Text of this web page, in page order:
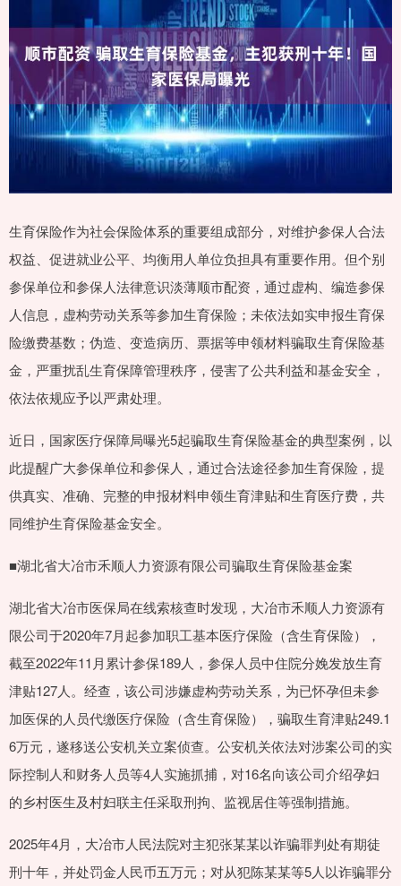
生育保险作为社会保险体系的重要组成部分，对维护参保人合法
权益、促进就业公平、均衡用人单位负担具有重要作用。但个别
参保单位和参保人法律意识淡薄顺市配资，通过虚构、编造参保
人信息，虚构劳动关系等参加生育保险；未依法如实申报生育保
险缴费基数；伪造、变造病历、票据等申领材料骗取生育保险基
金，严重扰乱生育保障管理秩序，侵害了公共利益和基金安全，
依法依规应予以严肃处理。
近日，国家医疗保障局曝光5起骗取生育保险基金的典型案例，以
此提醒广大参保单位和参保人，通过合法途径参加生育保险，提
供真实、准确、完整的申报材料申领生育津贴和生育医疗费，共
同维护生育保险基金安全。
■湖北省大冶市禾顺人力资源有限公司骗取生育保险基金案
湖北省大冶市医保局在线索核查时发现，大冶市禾顺人力资源有
限公司于2020年7月起参加职工基本医疗保险（含生育保险），
截至2022年11月累计参保189人，参保人员中住院分娩发放生育
津贴127人。经查，该公司涉嫌虚构劳动关系，为已怀孕但未参
加医保的人员代缴医疗保险（含生育保险），骗取生育津贴249.1
6万元，遂移送公安机关立案侦查。公安机关依法对涉案公司的实
际控制人和财务人员等4人实施抓捕，对16名向该公司介绍孕妇
的乡村医生及村妇联主任采取刑拘、监视居住等强制措施。
2025年4月，大冶市人民法院对主犯张某某以诈骗罪判处有期徒
刑十年，并处罚金人民币五万元；对从犯陈某某等5人以诈骗罪分